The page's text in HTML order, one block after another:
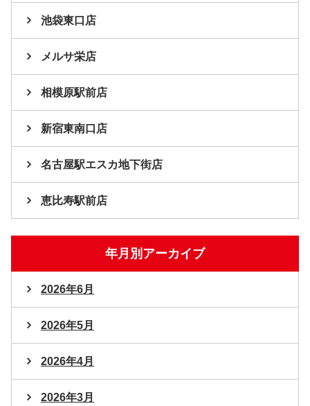
池袋東口店
メルサ栄店
相模原駅前店
新宿東南口店
名古屋駅エスカ地下街店
恵比寿駅前店
年月別アーカイブ
2026年6月
2026年5月
2026年4月
2026年3月